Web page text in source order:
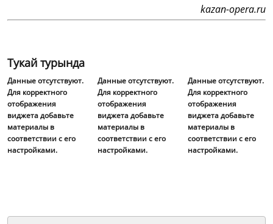
kazan-opera.ru
Тукай турында
Данные отсутствуют.
Для корректного
отображения
виджета добавьте
материалы в
соответствии с его
настройками.
Данные отсутствуют.
Для корректного
отображения
виджета добавьте
материалы в
соответствии с его
настройками.
Данные отсутствуют.
Для корректного
отображения
виджета добавьте
материалы в
соответствии с его
настройками.